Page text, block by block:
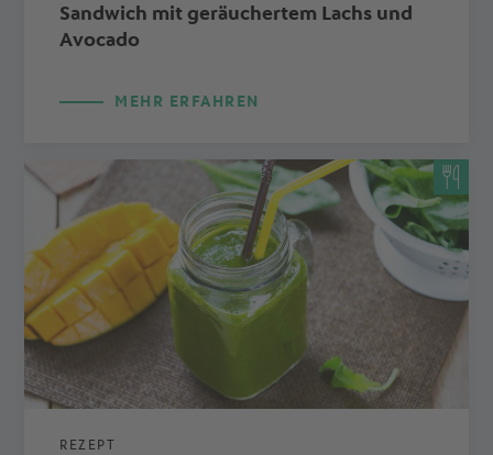
Sandwich mit geräuchertem Lachs und
Avocado
MEHR ERFAHREN
REZEPT